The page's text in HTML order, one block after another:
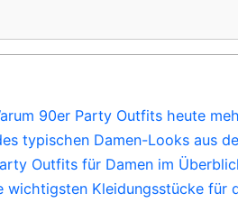
90er Party Outfits heute
typischen Damen-Looks aus
Outfits für Damen im
wichtigsten Kleidungsstücke für